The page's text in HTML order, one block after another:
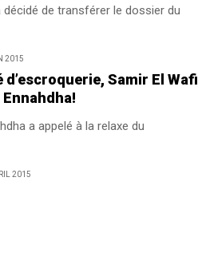
de transférer le dossier du
2015
Samir El Wafi
a appelé à la relaxe du
2015